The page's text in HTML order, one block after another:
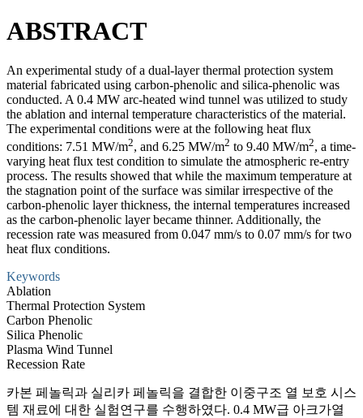
ABSTRACT
An experimental study of a dual-layer thermal protection system
material fabricated using carbon-phenolic and silica-phenolic was
conducted. A 0.4 MW arc-heated wind tunnel was utilized to study
the ablation and internal temperature characteristics of the material.
The experimental conditions were at the following heat flux
conditions: 7.51 MW/m2, and 6.25 MW/m2 to 9.40 MW/m2, a time-
varying heat flux test condition to simulate the atmospheric re-entry
process. The results showed that while the maximum temperature at
the stagnation point of the surface was similar irrespective of the
carbon-phenolic layer thickness, the internal temperatures increased
as the carbon-phenolic layer became thinner. Additionally, the
recession rate was measured from 0.047 mm/s to 0.07 mm/s for two
heat flux conditions.
Keywords
Ablation
Thermal Protection System
Carbon Phenolic
Silica Phenolic
Plasma Wind Tunnel
Recession Rate
카본 페놀릭과 실리카 페놀릭을 결합한 이중구조 열 보호 시스
템 재료에 대한 실험연구를 수행하였다. 0.4 MW급 아크가열